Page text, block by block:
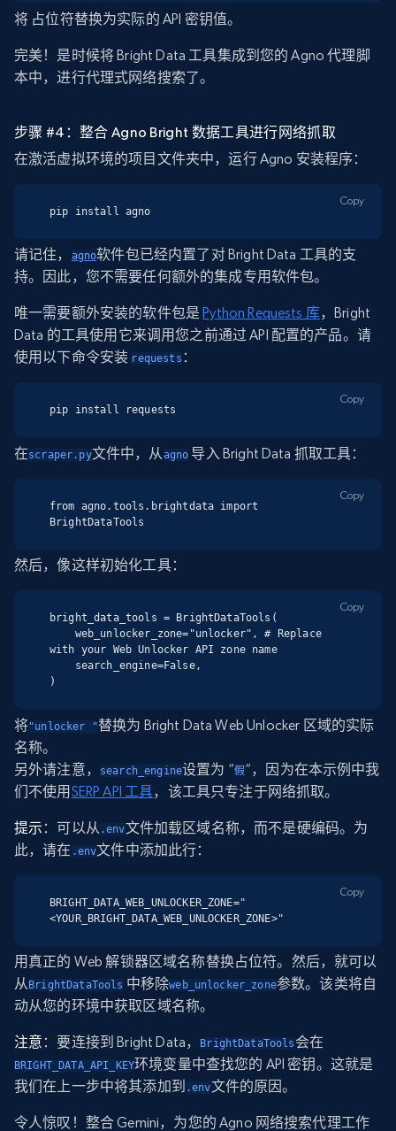
将 占位符替换为实际的 API 密钥值。
完美！是时候将 Bright Data 工具集成到您的 Agno 代理脚
本中，进行代理式网络搜索了。
步骤 #4：整合 Agno Bright 数据工具进行网络抓取
在激活虚拟环境的项目文件夹中，运行 Agno 安装程序：
pip install agno
Copy
请记住， agno软件包已经内置了对 Bright Data 工具的支
持。因此，您不需要任何额外的集成专用软件包。
唯一需要额外安装的软件包是 Python Requests 库，Bright
Data 的工具使用它来调用您之前通过 API 配置的产品。请
使用以下命令安装 requests ：
pip install requests
Copy
在scraper.py文件中，从 agno 导入 Bright Data 抓取工具：
from agno.tools.brightdata import
BrightDataTools
Copy
然后，像这样初始化工具：
bright_data_tools = BrightDataTools(
with your Web Unlocker API zone name
)
Copy
将"unlocker "替换为 Bright Data Web Unlocker 区域的实际
名称。
另外请注意，
search_engine设置为 “假“，因为在本示例中我
们不使用 SERP API 工具，该工具只专注于网络抓取。
提示 ：可以从 .env文件加载区域名称，而不是硬编码。为
此，请在 .env文件中添加此行：
BRIGHT_DATA_WEB_UNLOCKER_ZONE="
<YOUR_BRIGHT_DATA_WEB_UNLOCKER_ZONE>"
Copy
用真正的 Web 解锁器区域名称替换占位符。然后，就可以
从BrightDataTools 中移除web_unlocker_zone参数。该类将自
动从您的环境中获取区域名称。
注意 ：要连接到 Bright Data，BrightDataTools 会在
BRIGHT_DATA_API_KEY环境变量中查找您的 API 密钥。这就是
我们在上一步中将其添加到 .env文件的原因。
令人惊叹！整合 Gemini，为您的 Agno 网络搜索代理工作